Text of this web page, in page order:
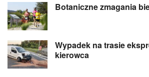
Botaniczne zmagania
Wypadek na trasie
kierowca